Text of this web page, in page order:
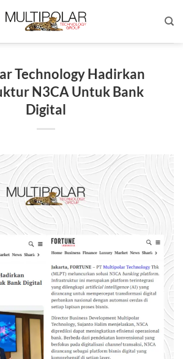
Technology Hadirkan
N3CA Untuk Bank
Digital